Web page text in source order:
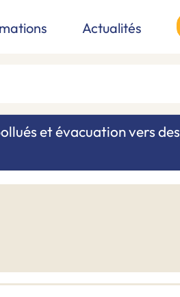
Actualités
et évacuation vers des